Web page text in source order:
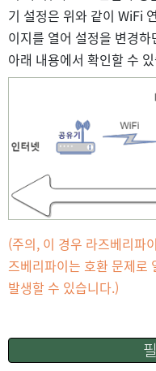
기 설정은 위와 같이 WiFi
이지를 열어 설정을 변경
아래 내용에서 확인할 수
(주의, 이 경우 라즈베리파
즈베리파이는 호환 문제로
발생할 수 있습니다.)